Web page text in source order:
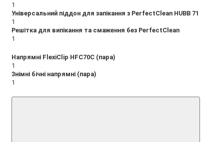
1
Універсальний піддон для запікання з PerfectClean HUBB 71
1
Решітка для випікання та смаження без PerfectClean
1
Напрямні FlexiClip HFC70C (пара)
1
Знімні бічні напрямні (пара)
1